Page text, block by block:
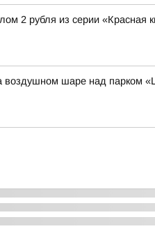
2 рубля из серии «Красная
воздушном шаре над парком